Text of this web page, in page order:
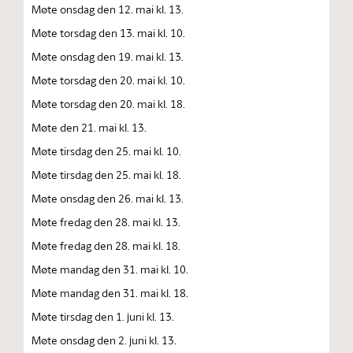
Møte onsdag den 12. mai kl. 13.
Møte torsdag den 13. mai kl. 10.
Møte onsdag den 19. mai kl. 13.
Møte torsdag den 20. mai kl. 10.
Møte torsdag den 20. mai kl. 18.
Møte den 21. mai kl. 13.
Møte tirsdag den 25. mai kl. 10.
Møte tirsdag den 25. mai kl. 18.
Møte onsdag den 26. mai kl. 13.
Møte fredag den 28. mai kl. 13.
Møte fredag den 28. mai kl. 18.
Møte mandag den 31. mai kl. 10.
Møte mandag den 31. mai kl. 18.
Møte tirsdag den 1. juni kl. 13.
Møte onsdag den 2. juni kl. 13.